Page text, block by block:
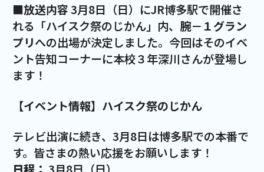
■放送内容3月8日（日）にJR博多駅で開催さ
れる「ハイスク祭のじかん」内、 腕－１グラン
プリへの出場が決定しました。今回はそのイベ
ント告知コーナーに本校３年深川さんが登場し
ます！
【イベント情報】ハイスク祭のじかん
テレビ出演に続き、3月8日は博多駅での本番で
す。皆さまの熱い応援をお願いします！